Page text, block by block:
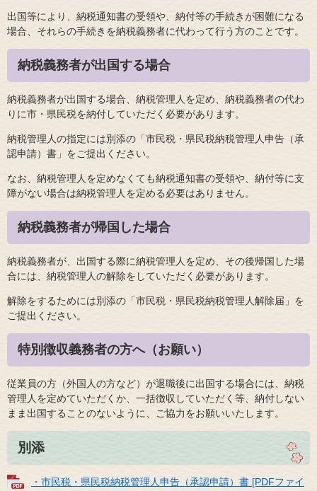
出国等により、納税通知書の受領や、納付等の手続きが困難になる
場合、それらの手続きを納税義務者に代わって行う方のことです。
納税義務者が出国する場合
納税義務者が出国する場合、納税管理人を定め、納税義務者の代わ
りに市・県民税を納付していただく必要があります。
納税管理人の指定には別添の「市民税・県民税納税管理人申告（承
認申請）書」をご提出ください。
なお、納税管理人を定めなくても納税通知書の受領や、納付等に支
障がない場合は納税管理人を定める必要はありません。
納税義務者が帰国した場合
納税義務者が、出国する際に納税管理人を定め、その後帰国した場
合には、納税管理人の解除をしていただく必要があります。
解除をするためには別添の「市民税・県民税納税管理人解除届」を
ご提出ください。
特別徴収義務者の方へ（お願い）
従業員の方（外国人の方など）が退職後に出国する場合には、納税
管理人を定めていただくか、一括徴収していただく等、納付しない
まま出国することのないように、ご協力をお願いいたします。
別添
・市民税・県民税納税管理人申告（承認申請）書 [PDFファイ